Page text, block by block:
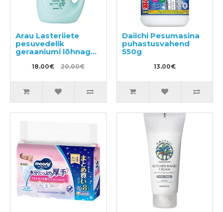
Arau Lasteriiete
pesuvedelik
geraaniumi lõhnaga
18.00€ 20.00€
Daiichi Pesumasina
puhastusvahend
550g
13.00€